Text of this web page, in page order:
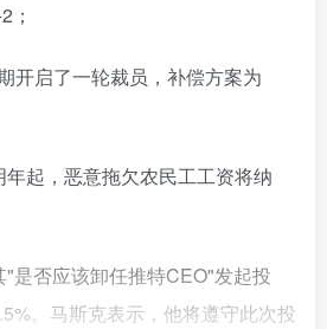
；
开启了一轮裁员，补偿方案为
起，恶意拖欠农民工工资将纳
是否应该卸任推特CEO"发起投
。马斯克表示，他将遵守此次投